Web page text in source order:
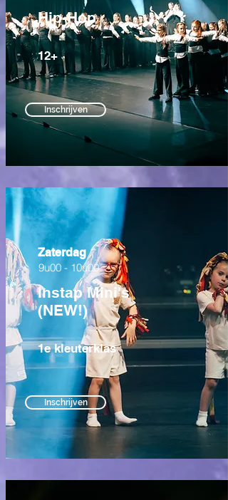
Hip-Hop
12+
Inschrijven
Zaterdag
9u00 - 10u00
Instap Mini's
(NEW!)
1e kleuterklas
Inschrijven